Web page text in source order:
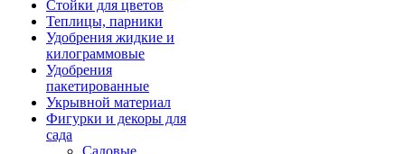
Стойки для цветов
Теплицы, парники
Удобрения жидкие и
килограммовые
Удобрения
пакетированные
Укрывной материал
Фигурки и декоры для
сада
Садовые